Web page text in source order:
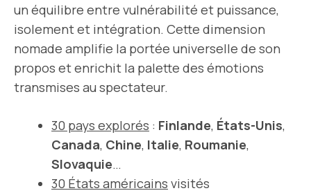
un équilibre entre vulnérabilité et puissance,
isolement et intégration. Cette dimension
nomade amplifie la portée universelle de son
propos et enrichit la palette des émotions
transmises au spectateur.
30 pays explorés : Finlande, États-Unis,
Canada, Chine, Italie, Roumanie,
Slovaquie…
30 États américains visités